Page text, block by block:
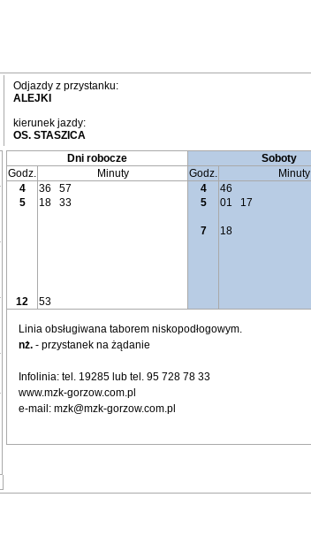
Odjazdy z przystanku:
ALEJKI
kierunek jazdy:
OS. STASZICA
Dni robocze Soboty
Godz.
Minuty Godz. Minuty
4
36 57 4 46
5
18 33 5 01 17
7
18
12 53
Linia obsługiwana taborem niskopodłogowym.
nż. - przystanek na żądanie
Infolinia: tel. 19285 lub tel. 95 728 78 33
www.mzk-gorzow.com.pl
e-mail: mzk@mzk-gorzow.com.pl